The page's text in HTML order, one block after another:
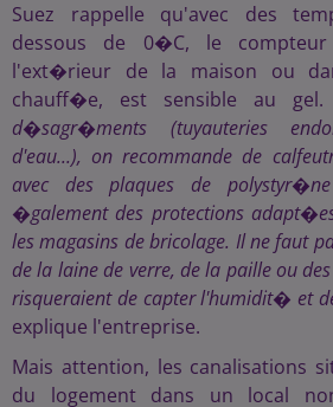
Suez rappelle qu'avec des
dessous de 0�C, le
l'ext�rieur de la maison ou
chauff�e, est sensible au
d�sagr�ments (tuyauteries
d'eau...), on recommande de
avec des plaques de
�galement des protections
les magasins de bricolage. Il ne faut
de la laine de verre, de la paille ou
risqueraient de capter l'humidit� et
explique l'entreprise.
Mais attention, les
du logement dans un local